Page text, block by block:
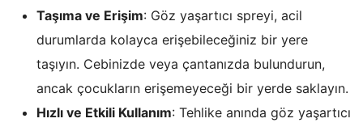
Taşıma ve Erişim: Göz yaşartıcı spreyi, acil
durumlarda kolayca erişebileceğiniz bir yere
taşıyın. Cebinizde veya çantanızda bulundurun,
ancak çocukların erişemeyeceği bir yerde saklayın.
Hızlı ve Etkili Kullanım: Tehlike anında göz yaşartıcı